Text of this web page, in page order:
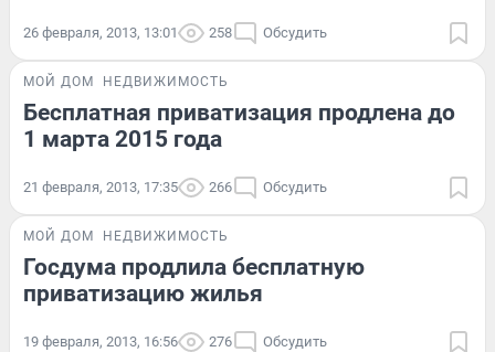
26 февраля, 2013, 13:01 258 Обсудить
МОЙ ДОМ НЕДВИЖИМОСТЬ
Бесплатная приватизация продлена до
1 марта 2015 года
21 февраля, 2013, 17:35 266 Обсудить
МОЙ ДОМ НЕДВИЖИМОСТЬ
Госдума продлила бесплатную
приватизацию жилья
19 февраля, 2013, 16:56 276 Обсудить